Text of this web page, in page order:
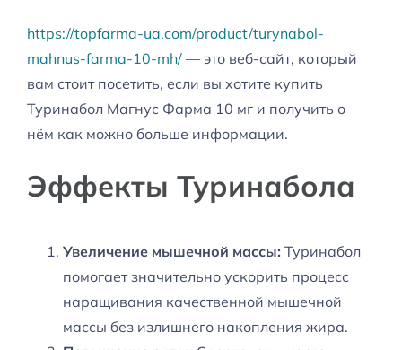
https://topfarma-ua.com/product/turynabol-
mahnus-farma-10-mh/ — это веб-сайт, который
вам стоит посетить, если вы хотите купить
Туринабол Магнус Фарма 10 мг и получить о
нём как можно больше информации.
Эффекты Туринабола
Увеличение мышечной массы: Туринабол
помогает значительно ускорить процесс
наращивания качественной мышечной
массы без излишнего накопления жира.